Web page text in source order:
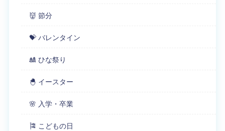
👹 節分
💝 バレンタイン
🎎 ひな祭り
🐣 イースター
🌸 入学・卒業
🎏 こどもの日